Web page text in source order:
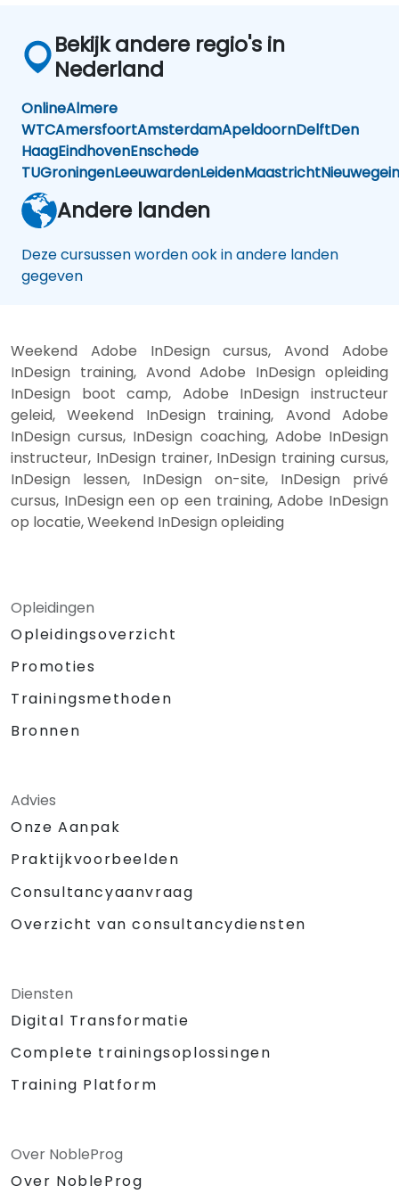
Bekijk andere regio's in
Nederland
OnlineAlmere
WTCAmersfoortAmsterdamApeldoornDelftDen
HaagEindhovenEnschede
TUGroningenLeeuwardenLeidenMaastrichtNieuwegein
Andere landen
Deze cursussen worden ook in andere landen
gegeven
Weekend Adobe InDesign cursus, Avond Adobe
InDesign training, Avond Adobe InDesign opleiding
InDesign boot camp, Adobe InDesign instructeur
geleid, Weekend InDesign training, Avond Adobe
InDesign cursus, InDesign coaching, Adobe InDesign
instructeur, InDesign trainer, InDesign training cursus,
InDesign lessen, InDesign on-site, InDesign privé
cursus, InDesign een op een training, Adobe InDesign
op locatie, Weekend InDesign opleiding
Opleidingen
Opleidingsoverzicht
Promoties
Trainingsmethoden
Bronnen
Advies
Onze Aanpak
Praktijkvoorbeelden
Consultancyaanvraag
Overzicht van consultancydiensten
Diensten
Digital Transformatie
Complete trainingsoplossingen
Training Platform
Over NobleProg
Over NobleProg